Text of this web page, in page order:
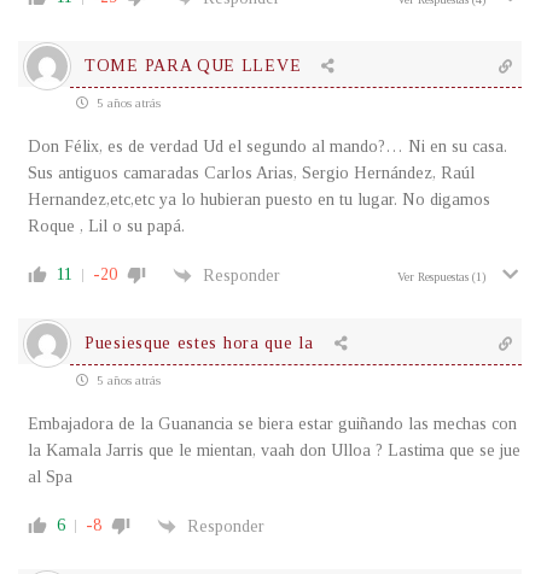
TOME PARA QUE LLEVE
5 años atrás
Don Félix, es de verdad Ud el segundo al mando?… Ni en su casa.
Sus antiguos camaradas Carlos Arias, Sergio Hernández, Raúl
Hernandez,etc,etc ya lo hubieran puesto en tu lugar. No digamos
Roque , Lil o su papá.
11 -20 Responder Ver Respuestas (1)
Puesiesque estes hora que la
5 años atrás
Embajadora de la Guanancia se biera estar guiñando las mechas con
la Kamala Jarris que le mientan, vaah don Ulloa ? Lastima que se jue
al Spa
6 -8 Responder